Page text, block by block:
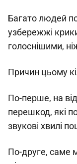
Багато людей
узбережжі
голоснішими,
Причин цьому
По-перше, на
перешкод, які
звукові хвилі
По-друге, саме